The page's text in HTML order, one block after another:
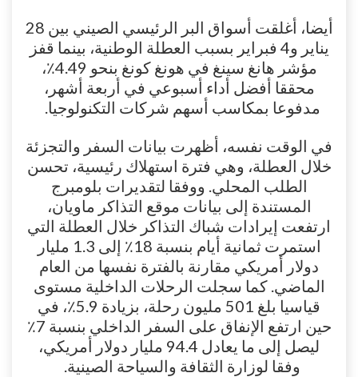
أيضا، أغلقت أسواق البر الرئيسي الصيني بين 28
يناير و4 فبراير بسبب العطلة الوطنية، بينما قفز
مؤشر هانغ سينغ في هونغ كونغ بنحو 4.49٪،
محققا أفضل أداء أسبوعي في أربعة أشهر،
مدفوعا بمكاسب أسهم شركات التكنولوجيا.
في الوقت نفسه، أظهرت بيانات السفر والتجزئة
خلال العطلة، وهي فترة استهلاك رئيسية، تحسن
الطلب المحلي. ووفقا لتقديرات بلومبرج
المستندة إلى بيانات موقع التذاكر ماويان،
ارتفعت إيرادات شباك التذاكر خلال العطلة التي
استمرت ثمانية أيام بنسبة 18٪ إلى 1.3 مليار
دولار أمريكي مقارنة بالفترة نفسها من العام
الماضي. كما سجلت الرحلات الداخلية مستوى
قياسيا بلغ 501 مليون رحلة، بزيادة 5.9٪، في
حين ارتفع الإنفاق على السفر الداخلي بنسبة 7٪
ليصل إلى ما يعادل 94.4 مليار دولار أمريكي،
وفقا لوزارة الثقافة والسياحة الصينية.